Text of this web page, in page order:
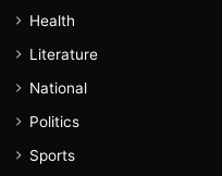
Health
Literature
National
Politics
Sports